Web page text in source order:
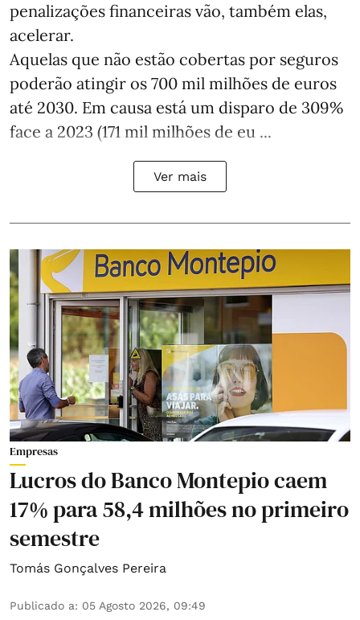
penalizações financeiras vão, também elas,
acelerar.
Aquelas que não estão cobertas por seguros
poderão atingir os 700 mil milhões de euros
até 2030. Em causa está um disparo de 309%
face a 2023 (171 mil milhões de eu ...
Ver mais
Empresas
Lucros do Banco Montepio caem
17% para 58,4 milhões no primeiro
semestre
Tomás Gonçalves Pereira
Publicado a: 05 Agosto 2026, 09:49